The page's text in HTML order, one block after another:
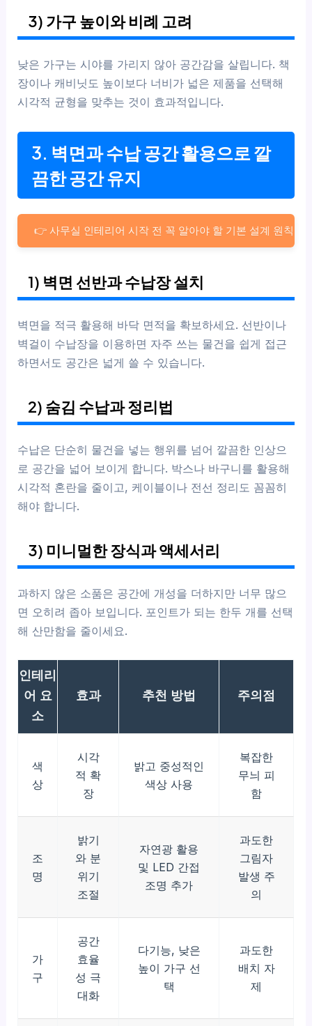
3) 가구 높이와 비례 고려
낮은 가구는 시야를 가리지 않아 공간감을 살립니다. 책
장이나 캐비닛도 높이보다 너비가 넓은 제품을 선택해
시각적 균형을 맞추는 것이 효과적입니다.
3. 벽면과 수납 공간 활용으로 깔
끔한 공간 유지
👉 사무실 인테리어 시작 전 꼭 알아야 할 기본 설계 원칙
1) 벽면 선반과 수납장 설치
벽면을 적극 활용해 바닥 면적을 확보하세요. 선반이나
벽걸이 수납장을 이용하면 자주 쓰는 물건을 쉽게 접근
하면서도 공간은 넓게 쓸 수 있습니다.
2) 숨김 수납과 정리법
수납은 단순히 물건을 넣는 행위를 넘어 깔끔한 인상으
로 공간을 넓어 보이게 합니다. 박스나 바구니를 활용해
시각적 혼란을 줄이고, 케이블이나 전선 정리도 꼼꼼히
해야 합니다.
3) 미니멀한 장식과 액세서리
과하지 않은 소품은 공간에 개성을 더하지만 너무 많으
면 오히려 좁아 보입니다. 포인트가 되는 한두 개를 선택
해 산만함을 줄이세요.
인테리
어 요
소
효과 추천 방법 주의점
색
상
시각
적 확
장
밝고 중성적인
색상 사용
복잡한
무늬 피
함
조
명
밝기
와 분
위기
조절
자연광 활용
및 LED 간접
조명 추가
과도한
그림자
발생 주
의
가
구
공간
효율
성 극
대화
다기능, 낮은
높이 가구 선
택
과도한
배치 자
제